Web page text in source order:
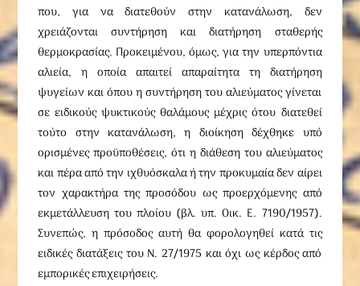
που, για να διατεθούν στην κατανάλωση, δεν
χρειάζονται συντήρηση και διατήρηση σταθερής
θερμοκρασίας. Προκειμένου, όμως, για την υπερπόντια
αλιεία, η οποία απαιτεί απαραίτητα τη διατήρηση
ψυγείων και όπου η συντήρηση του αλιεύματος γίνεται
σε ειδικούς ψυκτικούς θαλάμους μέχρις ότου διατεθεί
τούτο στην κατανάλωση, η διοίκηση δέχθηκε υπό
ορισμένες προϋποθέσεις, ότι η διάθεση του αλιεύματος
και πέρα από την ιχθυόσκαλα ή την προκυμαία δεν αίρει
τον χαρακτήρα της προσόδου ως προερχόμενης από
εκμετάλλευση του πλοίου (βλ. υπ. Oικ. E. 7190/1957).
Συνεπώς, η πρόσοδος αυτή θα φορολογηθεί κατά τις
ειδικές διατάξεις του Ν. 27/1975 και όχι ως κέρδος από
εμπορικές επιχειρήσεις.